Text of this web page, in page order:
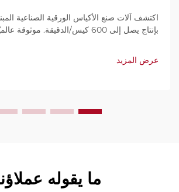
اكتشف آلات صنع الأكياس الورقية الصناعية
بإنتاج يصل إلى 600 كيس/الدقيقة.
وخدمة سريعة. اطلب عرض سعر اليوم.
عرض المزيد
ما يقوله